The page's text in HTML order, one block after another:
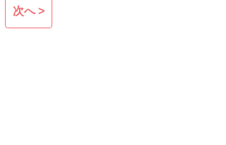
次へ >